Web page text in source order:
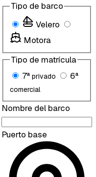
Tipo de barco
Velero
Motora
Tipo de matrícula
7ª privado 6ª
comercial
Nombre del barco
Puerto base